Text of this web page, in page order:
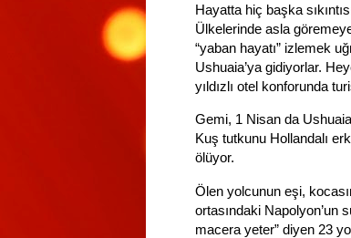
Hayatta hiç başka
Ülkelerinde asla
“yaban hayatı” izlemek
Ushuaia’ya gidiyorlar.
yıldızlı otel konforunda
Gemi, 1 Nisan da
Kuş tutkunu Hollandalı
ölüyor.
Ölen yolcunun eşi,
ortasındaki Napolyon’un
macera yeter” diyen 23